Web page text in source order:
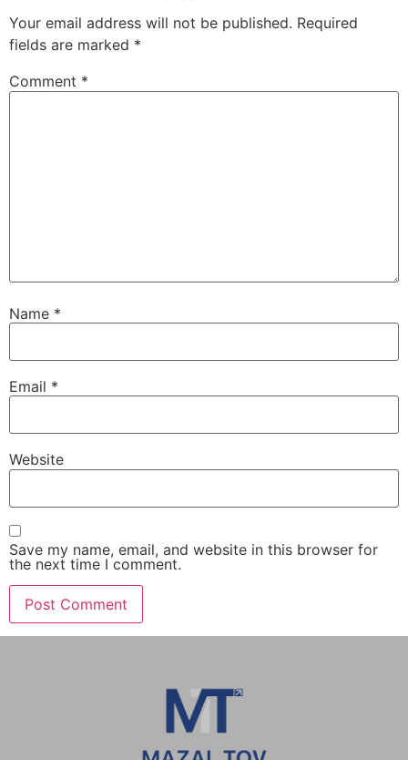
Your email address will not be published. Required
fields are marked *
Comment *
Name *
Email *
Website
Save my name, email, and website in this browser for
the next time I comment.